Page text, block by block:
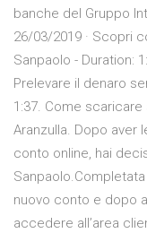
banche del Gruppo
26/03/2019 · Scopri
Sanpaolo - Duration:
Prelevare il denaro
1:37. Come
Aranzulla. Dopo aver
conto online, hai
nuovo conto e dopo
accedere all’area